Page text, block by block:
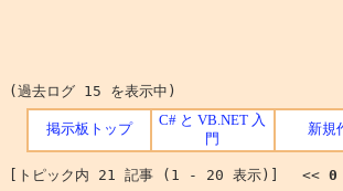
(過去ログ 15 を表示中)
掲示板トップ
C# と VB.NET 入
門
新規
[トピック内 21 記事 (1 - 20 表示)] << 0